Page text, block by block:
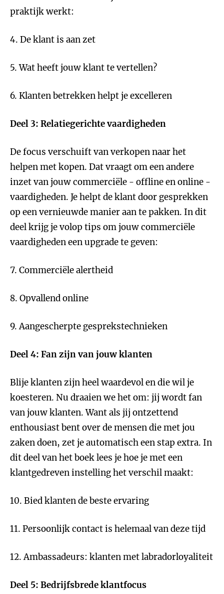
praktijk werkt:
4. De klant is aan zet
5. Wat heeft jouw klant te vertellen?
6. Klanten betrekken helpt je excelleren
Deel 3: Relatiegerichte vaardigheden
De focus verschuift van verkopen naar het
helpen met kopen. Dat vraagt om een andere
inzet van jouw commerciële - offline en online -
vaardigheden. Je helpt de klant door gesprekken
op een vernieuwde manier aan te pakken. In dit
deel krijg je volop tips om jouw commerciële
vaardigheden een upgrade te geven:
7. Commerciële alertheid
8. Opvallend online
9. Aangescherpte gesprekstechnieken
Deel 4: Fan zijn van jouw klanten
Blije klanten zijn heel waardevol en die wil je
koesteren. Nu draaien we het om: jij wordt fan
van jouw klanten. Want als jij ontzettend
enthousiast bent over de mensen die met jou
zaken doen, zet je automatisch een stap extra. In
dit deel van het boek lees je hoe je met een
klantgedreven instelling het verschil maakt:
10. Bied klanten de beste ervaring
11. Persoonlijk contact is helemaal van deze tijd
12. Ambassadeurs: klanten met labradorloyaliteit
Deel 5: Bedrijfsbrede klantfocus